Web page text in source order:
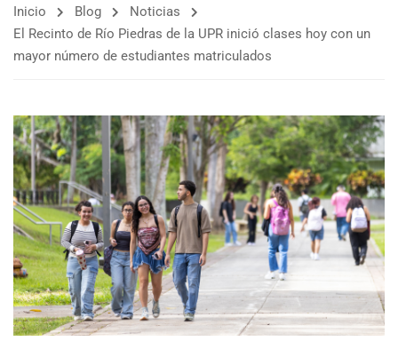
Inicio Blog
Noticias
El Recinto de Río Piedras de la UPR inició clases hoy con un
mayor número de estudiantes matriculados